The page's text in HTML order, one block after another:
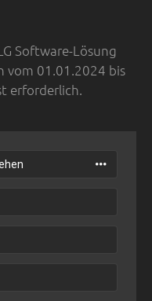
Software-Lösung
vom 01.01.2024 bis
erforderlich.